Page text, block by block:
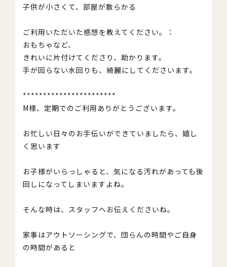
子供が小さくて、部屋が散らかる
ご利用いただいた感想を教えてください。：
おもちゃなど、
きれいに片付けてくださり、助かります。
手が回らない水回りも、綺麗にしてくださいます。
***********************
M様、定期でのご利用ありがとうございます。
お忙しい日々のお手伝いができていましたら、嬉し
く思います
お子様がいらっしゃると、気になる汚れがあっても後
回しになってしまいますよね。
そんな時は、スタッフへお伝えくださいね。
家事はアウトソーシングで、団らんの時間やご自身
の時間があると